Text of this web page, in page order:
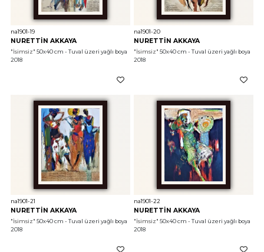
na1901-19
NURETTİN AKKAYA
"İsimsiz" 50x40 cm - Tuval üzeri yağlı boya
2018
na1901-20
NURETTİN AKKAYA
"İsimsiz" 50x40 cm - Tuval üzeri yağlı boya
2018
na1901-21
NURETTİN AKKAYA
"İsimsiz" 50x40 cm - Tuval üzeri yağlı boya
2018
na1901-22
NURETTİN AKKAYA
"İsimsiz" 50x40 cm - Tuval üzeri yağlı boya
2018